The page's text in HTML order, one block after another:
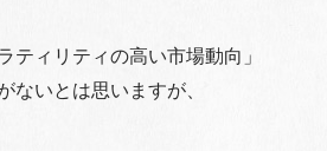
ティリティの高い市場動向」
ないとは思いますが、